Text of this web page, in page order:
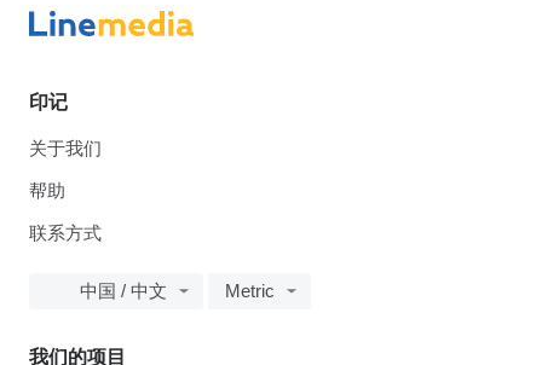
印记
关于我们
帮助
联系方式
中国 / 中文 Metric
我们的项目